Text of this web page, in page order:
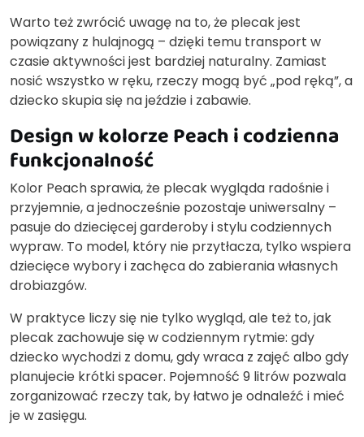
Warto też zwrócić uwagę na to, że plecak jest
powiązany z hulajnogą – dzięki temu transport w
czasie aktywności jest bardziej naturalny. Zamiast
nosić wszystko w ręku, rzeczy mogą być „pod ręką”, a
dziecko skupia się na jeździe i zabawie.
Design w kolorze Peach i codzienna
funkcjonalność
Kolor Peach sprawia, że plecak wygląda radośnie i
przyjemnie, a jednocześnie pozostaje uniwersalny –
pasuje do dziecięcej garderoby i stylu codziennych
wypraw. To model, który nie przytłacza, tylko wspiera
dziecięce wybory i zachęca do zabierania własnych
drobiazgów.
W praktyce liczy się nie tylko wygląd, ale też to, jak
plecak zachowuje się w codziennym rytmie: gdy
dziecko wychodzi z domu, gdy wraca z zajęć albo gdy
planujecie krótki spacer. Pojemność 9 litrów pozwala
zorganizować rzeczy tak, by łatwo je odnaleźć i mieć
je w zasięgu.